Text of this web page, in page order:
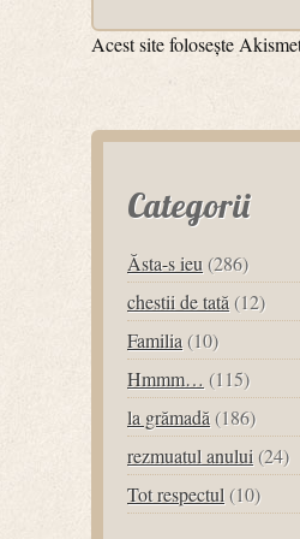
Acest site folosește
Categorii
Ăsta-s ieu (286)
chestii de tată (12)
Familia (10)
Hmmm… (115)
la grămadă (186)
rezmuatul anului (24)
Tot respectul (10)